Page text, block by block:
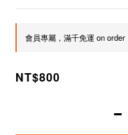
會員專屬，滿千免運 on order
NT$800